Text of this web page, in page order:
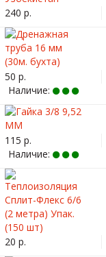
240 р.
50 р.
Наличие:
115 р.
Наличие:
20 р.